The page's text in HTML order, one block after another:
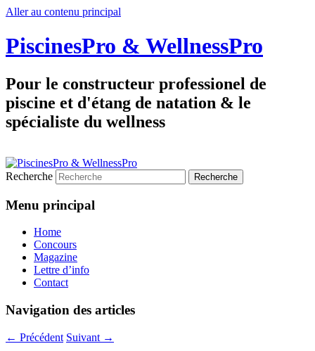
Aller au contenu principal
PiscinesPro & WellnessPro
Pour le constructeur professionel de
piscine et d'étang de natation & le
spécialiste du wellness
Recherche
Menu principal
Home
Concours
Magazine
Lettre d’info
Contact
Navigation des articles
← Précédent Suivant →